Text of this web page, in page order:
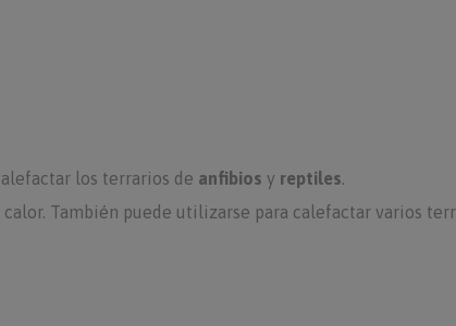
los terrarios de anfibios y reptiles.
También puede utilizarse para calefactar varios